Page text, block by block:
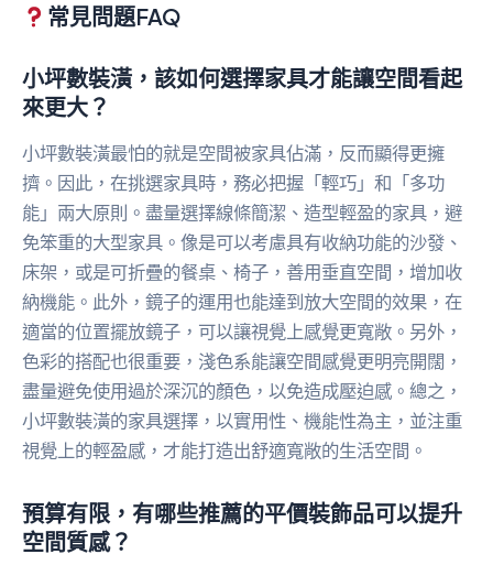
常見問題FAQ
小坪數裝潢，該如何選擇家具才能讓空間看起
來更大？
小坪數裝潢最怕的就是空間被家具佔滿，反而顯得更擁
擠。因此，在挑選家具時，務必把握「輕巧」和「多功
能」兩大原則。盡量選擇線條簡潔、造型輕盈的家具，避
免笨重的大型家具。像是可以考慮具有收納功能的沙發、
床架，或是可折疊的餐桌、椅子，善用垂直空間，增加收
納機能。此外，鏡子的運用也能達到放大空間的效果，在
適當的位置擺放鏡子，可以讓視覺上感覺更寬敞。另外，
色彩的搭配也很重要，淺色系能讓空間感覺更明亮開闊，
盡量避免使用過於深沉的顏色，以免造成壓迫感。總之，
小坪數裝潢的家具選擇，以實用性、機能性為主，並注重
視覺上的輕盈感，才能打造出舒適寬敞的生活空間。
預算有限，有哪些推薦的平價裝飾品可以提升
空間質感？